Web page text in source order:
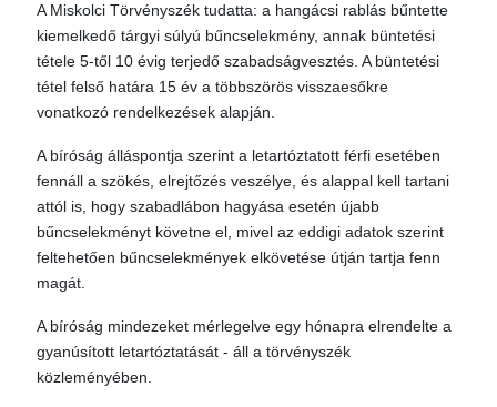
A Miskolci Törvényszék tudatta: a hangácsi rablás bűntette
kiemelkedő tárgyi súlyú bűncselekmény, annak büntetési
tétele 5-től 10 évig terjedő szabadságvesztés. A büntetési
tétel felső határa 15 év a többszörös visszaesőkre
vonatkozó rendelkezések alapján.
A bíróság álláspontja szerint a letartóztatott férfi esetében
fennáll a szökés, elrejtőzés veszélye, és alappal kell tartani
attól is, hogy szabadlábon hagyása esetén újabb
bűncselekményt követne el, mivel az eddigi adatok szerint
feltehetően bűncselekmények elkövetése útján tartja fenn
magát.
A bíróság mindezeket mérlegelve egy hónapra elrendelte a
gyanúsított letartóztatását - áll a törvényszék
közleményében.